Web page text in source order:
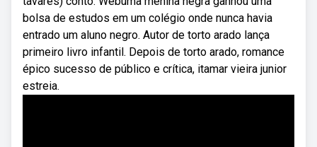
bolsa de estudos em um colégio onde nunca havia
entrado um aluno negro. Autor de torto arado lança
primeiro livro infantil. Depois de torto arado, romance
épico sucesso de público e crítica, itamar vieira junior
estreia.